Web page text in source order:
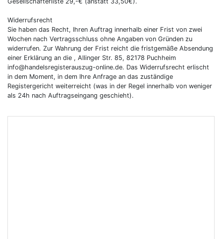
Widerrufsrecht
Sie haben das Recht, Ihren Auftrag innerhalb einer Frist von zwei
Wochen nach Vertragsschluss ohne Angaben von Gründen zu
widerrufen. Zur Wahrung der Frist reicht die fristgemäße Absendung
einer Erklärung an die , Allinger Str. 85, 82178 Puchheim
info@handelsregisterauszug-online.de. Das Widerrufsrecht erlischt
in dem Moment, in dem Ihre Anfrage an das zuständige
Registergericht weiterreicht (was in der Regel innerhalb von weniger
als 24h nach Auftragseingang geschieht).